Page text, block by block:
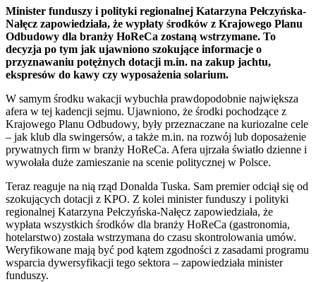
Minister funduszy i polityki regionalnej Katarzyna Pełczyńska-
Nałęcz zapowiedziała, że wypłaty środków z Krajowego Planu
Odbudowy dla branży HoReCa zostaną wstrzymane. To
decyzja po tym jak ujawniono szokujące informacje o
przyznawaniu potężnych dotacji m.in. na zakup jachtu,
ekspresów do kawy czy wyposażenia solarium.
W samym środku wakacji wybuchła prawdopodobnie największa
afera w tej kadencji sejmu. Ujawniono, że środki pochodzące z
Krajowego Planu Odbudowy, były przeznaczane na kuriozalne cele
– jak klub dla swingersów, a także m.in. na rozwój lub doposażenie
prywatnych firm w branży HoReCa. Afera ujrzała światło dzienne i
wywołała duże zamieszanie na scenie politycznej w Polsce.
Teraz reaguje na nią rząd Donalda Tuska. Sam premier odciął się od
szokujących dotacji z KPO. Z kolei minister funduszy i polityki
regionalnej Katarzyna Pełczyńska-Nałęcz zapowiedziała, że
wypłata wszystkich środków dla branży HoReCa (gastronomia,
hotelarstwo) została wstrzymana do czasu skontrolowania umów.
Weryfikowane mają być pod kątem zgodności z zasadami programu
wsparcia dywersyfikacji tego sektora – zapowiedziała minister
funduszy.